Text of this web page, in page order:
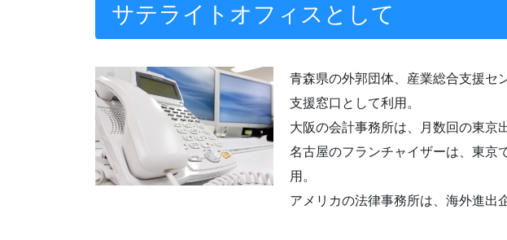
サテライトオフィスとして
青森県の外郭団体、産業総合支援セ
支援窓口として利用。
大阪の会計事務所は、月数回の東京
名古屋のフランチャイザーは、東京
用。
アメリカの法律事務所は、海外進出